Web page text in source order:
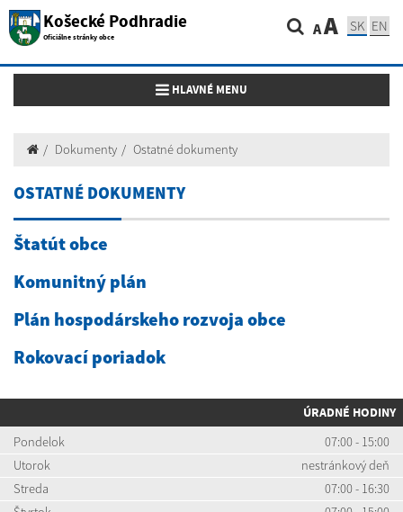
Košecké Podhradie
Oficiálne stránky obce AA SK EN
Toggle navigation
HLAVNÉ MENU
Dokumenty Ostatné dokumenty
OSTATNÉ DOKUMENTY
Štatút obce
Komunitný plán
Plán hospodárskeho rozvoja obce
Rokovací poriadok
ÚRADNÉ HODINY
Pondelok
07:00 - 15:00
Utorok
nestránkový deň
Streda
07:00 - 16:30